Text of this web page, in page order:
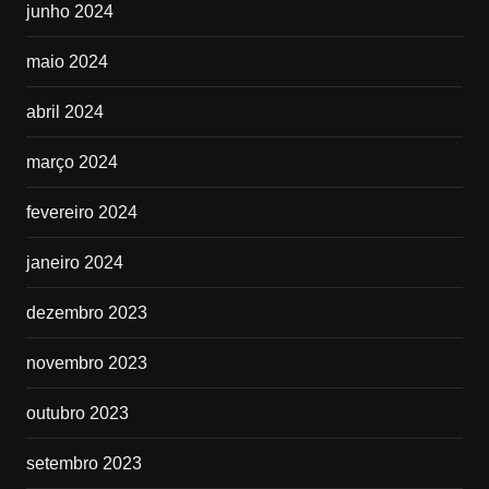
junho 2024
maio 2024
abril 2024
março 2024
fevereiro 2024
janeiro 2024
dezembro 2023
novembro 2023
outubro 2023
setembro 2023